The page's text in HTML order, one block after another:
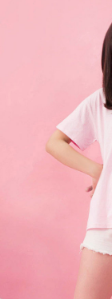
１．透過由恩沛科技
易，需依本服務之必
權轉讓予恩沛科技股
２．關於個人資料處
https://aftee.tw/
３．未成年的使用者
「AFTEE先享後付
４．使用「AFTEE
時審查核予不同之上
請求用戶進行身份認
５．嚴禁一人註冊多
恩沛科技股份有限公
每筆NT$65，滿